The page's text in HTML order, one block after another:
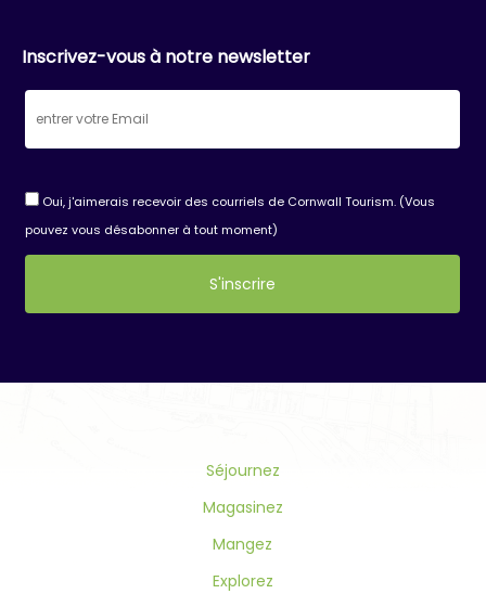
Inscrivez-vous à notre newsletter
Oui, j'aimerais recevoir des courriels de Cornwall Tourism. (Vous
pouvez vous désabonner à tout moment)
Séjournez
Magasinez
Mangez
Explorez